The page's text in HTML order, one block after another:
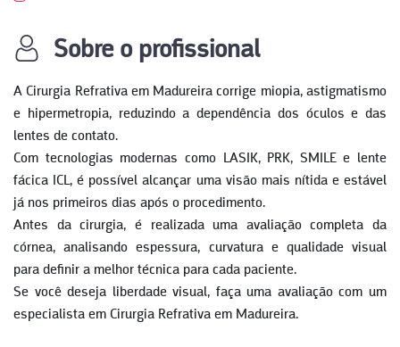
Sobre o profissional
A Cirurgia Refrativa em Madureiracorrige miopia, astigmatismo
e hipermetropia, reduzindo a dependência dos óculos e das
lentes de contato.
Com tecnologias modernas como LASIK, PRK, SMILE e lente
fácica ICL, é possível alcançar uma visão mais nítida e estável
já nos primeiros dias após o procedimento.
Antes da cirurgia, é realizada uma avaliação completa da
córnea, analisando espessura, curvatura e qualidade visual
para definir a melhor técnica para cada paciente.
Se você deseja liberdade visual, faça uma avaliação com um
especialista em Cirurgia Refrativa em Madureira.